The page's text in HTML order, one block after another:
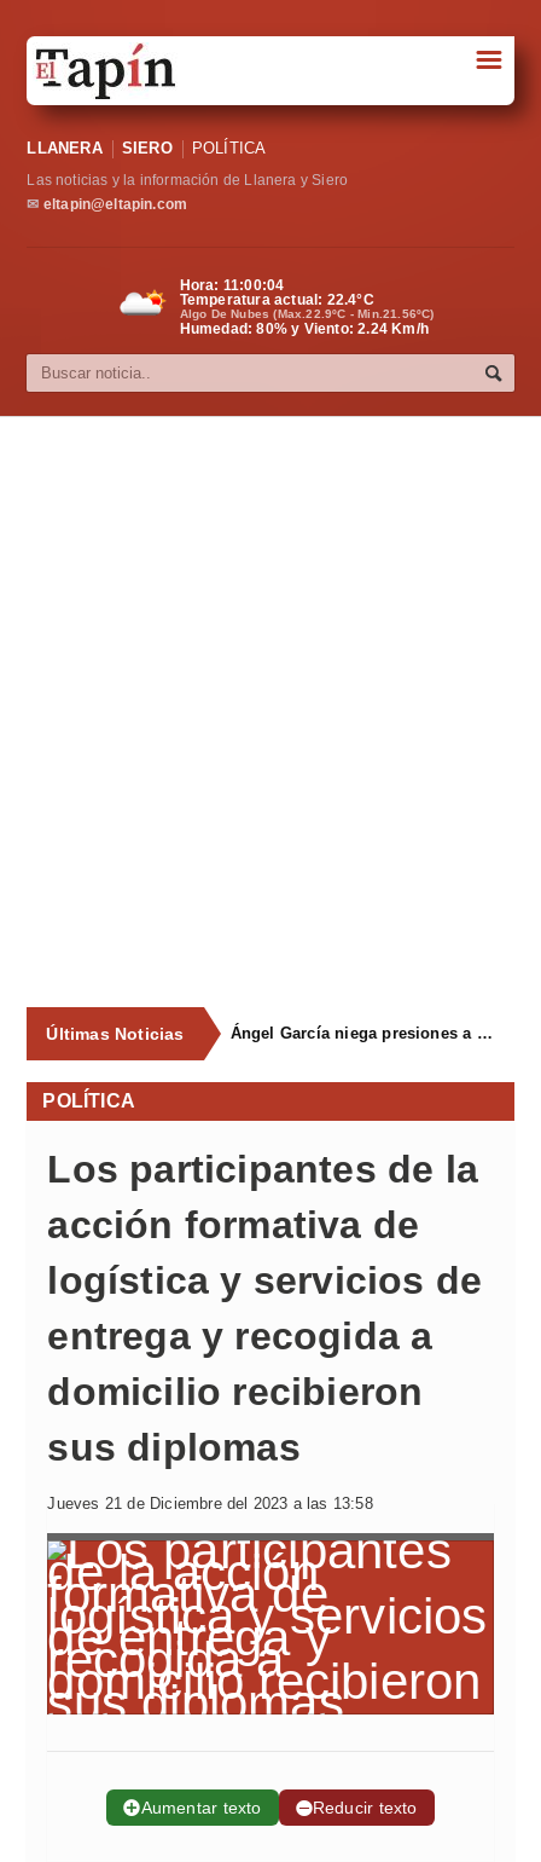
Sociedad
Política
Cultura
☰
LLANERA SIERO POLÍTICA
Las noticias y la información de Llanera y Siero
✉ eltapin@eltapin.com
Hora: 11:00:05
Temperatura actual: 22.4°C
Algo De Nubes (Max.22.9ºC - Min.21.56ºC)
Humedad: 80% y Viento: 2.24 Km/h
Últimas Noticias Ángel García niega presiones a comercios y asegura que el Ayuntamiento cumple "de manera muy rigurosa" la Ley de Contratos
POLÍTICA
Los participantes de la
acción formativa de
logística y servicios de
entrega y recogida a
domicilio recibieron
sus diplomas
Jueves 21 de Diciembre del 2023 a las 13:58
➕Aumentar texto ➖Reducir texto